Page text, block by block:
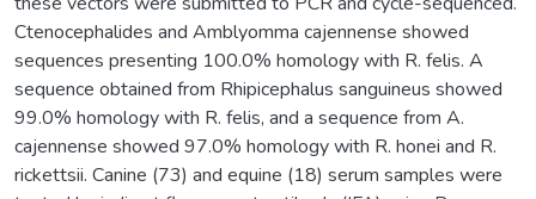
Ctenocephalides and Amblyomma cajennense showed
sequences presenting 100.0% homology with R. felis. A
sequence obtained from Rhipicephalus sanguineus showed
99.0% homology with R. felis, and a sequence from A.
cajennense showed 97.0% homology with R. honei and R.
rickettsii. Canine (73) and equine (18) serum samples were